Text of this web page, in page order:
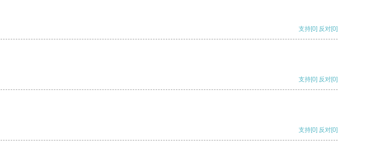
支持[0] 反对[0]
支持[0] 反对[0]
支持[0] 反对[0]